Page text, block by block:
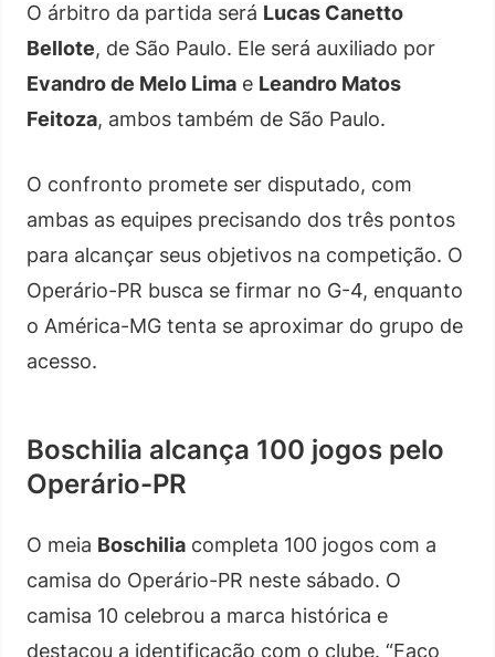
O árbitro da partida será Lucas Canetto
Bellote, de São Paulo. Ele será auxiliado por
Evandro de Melo Lima e Leandro Matos
Feitoza, ambos também de São Paulo.
O confronto promete ser disputado, com
ambas as equipes precisando dos três pontos
para alcançar seus objetivos na competição. O
Operário-PR busca se firmar no G-4, enquanto
o América-MG tenta se aproximar do grupo de
acesso.
Boschilia alcança 100 jogos pelo
Operário-PR
O meia Boschilia completa 100 jogos com a
camisa do Operário-PR neste sábado. O
camisa 10 celebrou a marca histórica e
destacou a identificação com o clube. “Faço